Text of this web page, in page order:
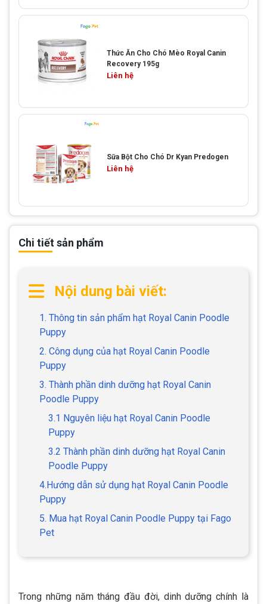
Chi tiết sản phẩm
Nội dung bài viết:
1. Thông tin sản phẩm hạt Royal Canin Poodle
Puppy
2. Công dụng của hạt Royal Canin Poodle
Puppy
3. Thành phần dinh dưỡng hạt Royal Canin
Poodle Puppy
3.1 Nguyên liệu hạt Royal Canin Poodle
Puppy
3.2 Thành phần dinh dưỡng hạt Royal Canin
Poodle Puppy
4.Hướng dẫn sử dụng hạt Royal Canin Poodle
Puppy
5. Mua hạt Royal Canin Poodle Puppy tại Fago
Pet
Trong những năm tháng đầu đời, dinh dưỡng chính là
Thức Ăn Cho Chó Mèo Royal Canin
Recovery 195g
Liên hệ
Sữa Bột Cho Chó Dr Kyan Predogen
Liên hệ